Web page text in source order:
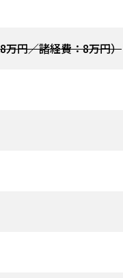
万円／諸経費：8万円）